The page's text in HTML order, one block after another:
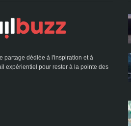
partage dédiée à l'inspiration et à
expérientiel pour rester à la pointe des